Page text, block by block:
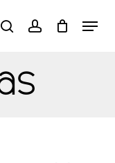
search accountMenu